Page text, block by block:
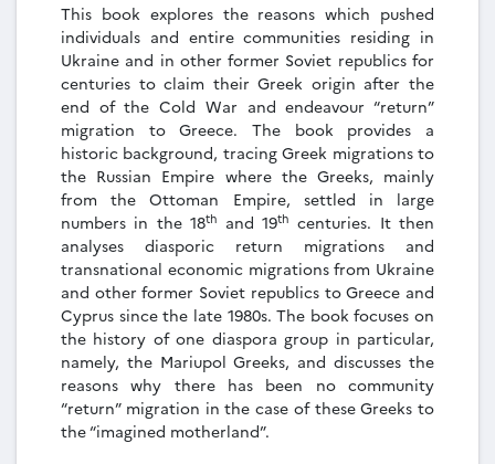
This book explores the reasons which pushed
individuals and entire communities residing in
Ukraine and in other former Soviet republics for
centuries to claim their Greek origin after the
end of the Cold War and endeavour “return”
migration to Greece. The book provides a
historic background, tracing Greek migrations to
the Russian Empire where the Greeks, mainly
from the Ottoman Empire, settled in large
numbers in the 18th and 19th centuries. It then
analyses diasporic return migrations and
transnational economic migrations from Ukraine
and other former Soviet republics to Greece and
Cyprus since the late 1980s. The book focuses on
the history of one diaspora group in particular,
namely, the Mariupol Greeks, and discusses the
reasons why there has been no community
“return” migration in the case of these Greeks to
the “imagined motherland”.